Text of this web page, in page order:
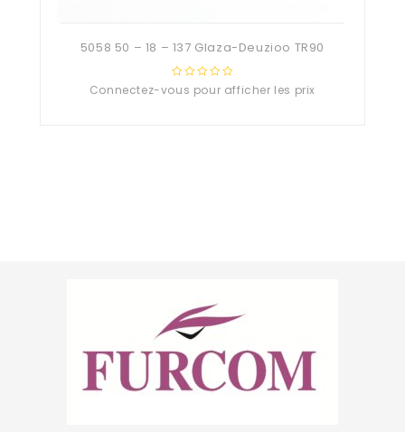
5058 50 – 18 – 137 Glaza-Deuzioo TR90
0
Connectez-vous pour afficher les prix